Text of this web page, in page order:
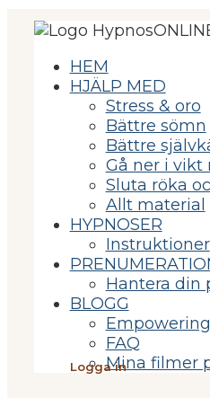
HEM
HJÄLP MED
Stress & oro
Bättre sömn
Bättre
Gå ner i vikt
Sluta röka
Allt material
HYPNOSER
Instruktioner
Hantera din
BLOGG
FAQ
Mina filmer
Logga in